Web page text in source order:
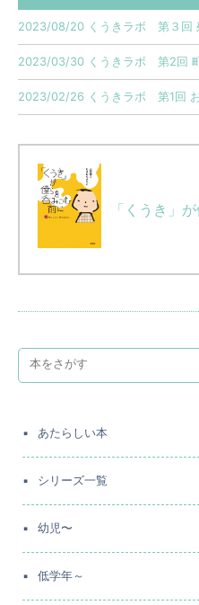
2023/08/20 くうきラボ 第３回
2023/03/30 くうきラボ 第2回
2023/02/26 くうきラボ 第1回
「くうき」
あたらしい本
シリーズ一覧
幼児〜
低学年～